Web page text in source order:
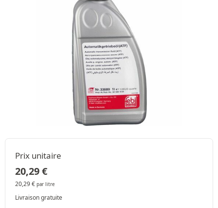
Prix unitaire
20,29€
20,29€ par litre
Livraison gratuite